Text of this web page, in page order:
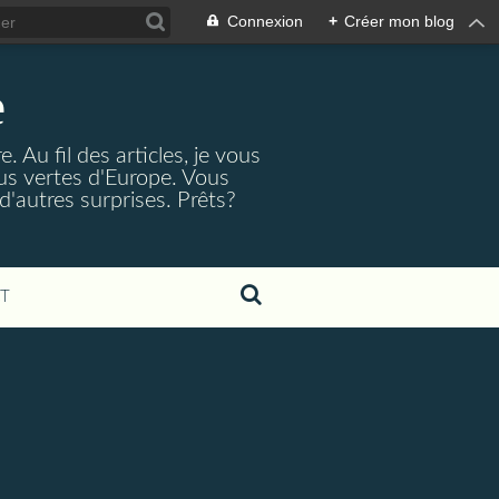
Connexion + Créer mon blog
Au fil des articles, je vous
vertes d'Europe. Vous
surprises. Prêts?